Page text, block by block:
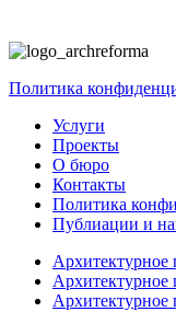
Политика
Услуги
Проекты
О бюро
Контакты
Политика
Публиации и
Архитектурное
Архитектурное
Архитектурное